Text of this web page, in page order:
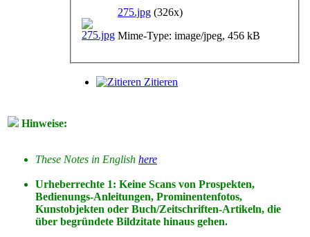
275.jpg (326x)
Mime-Type: image/jpeg, 456 kB
Zitieren
Hinweise:
These Notes in English here
Urheberrechte 1: Keine Scans von Prospekten,
Bedienungs-Anleitungen, Prominentenfotos,
Kunstobjekten oder Buch/Zeitschriften-Artikeln, die
über begründete Bildzitate hinaus gehen.